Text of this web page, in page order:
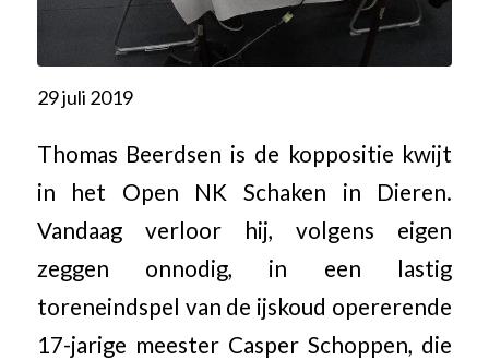
29 juli 2019
Thomas Beerdsen is de koppositie kwijt
in het Open NK Schaken in Dieren.
Vandaag verloor hij, volgens eigen
zeggen onnodig, in een lastig
toreneindspel van de ijskoud opererende
17-jarige meester Casper Schoppen, die